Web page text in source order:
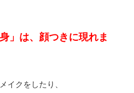
」は、顔つきに現れま
イクをしたり、